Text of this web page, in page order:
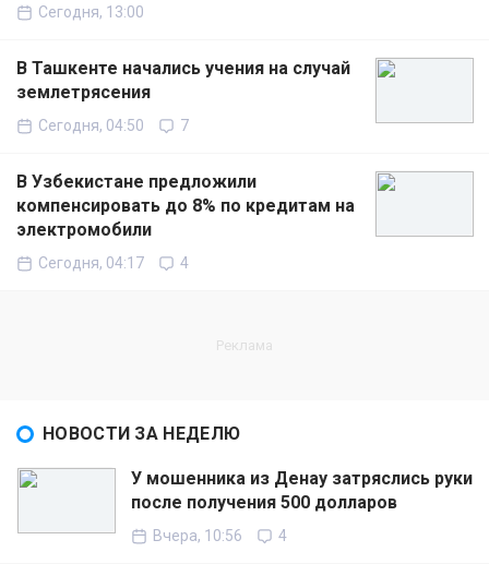
Сегодня, 13:00
В Ташкенте начались учения на случай
землетрясения
Сегодня, 04:50 7
В Узбекистане предложили
компенсировать до 8% по кредитам на
электромобили
Сегодня, 04:17 4
НОВОСТИ ЗА НЕДЕЛЮ
У мошенника из Денау затряслись руки
после получения 500 долларов
Вчера, 10:56 4